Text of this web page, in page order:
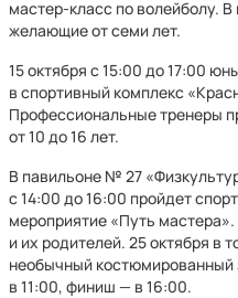
мастер-класс по волейболу.
желающие от семи лет.
15 октября с 15:00 до 17:00
в спортивный комплекс
Профессиональные тренеры
от 10 до 16 лет.
В павильоне № 27
с 14:00 до 16:00 пройдет
мероприятие «Путь
и их родителей. 25 октября в
необычный костюмированный
в 11:00, финиш — в 16:00.